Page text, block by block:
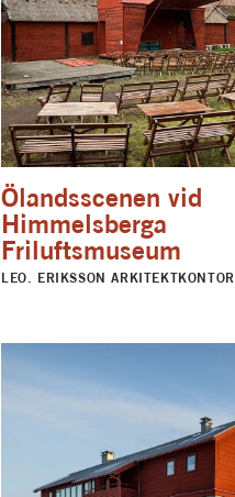
Ölandsscenen vid
Himmelsberga
Friluftsmuseum
LEO. ERIKSSON ARKITEKTKONTOR